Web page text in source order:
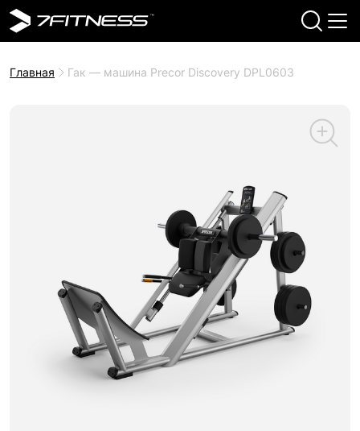
Главная Гак — машина Precor Discovery DPL0603